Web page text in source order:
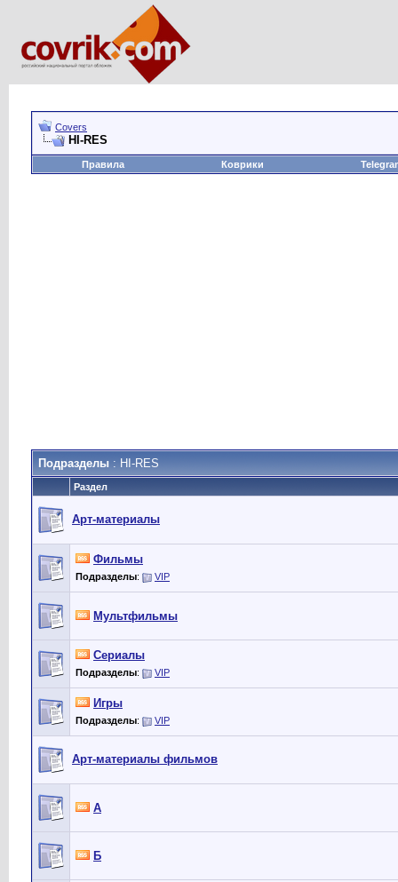
Covers
HI-RES
Правила Коврики
Подразделы : HI-RES
Раздел
Арт-материалы
Фильмы
Подразделы: VIP
Мультфильмы
Сериалы
Подразделы: VIP
Игры
Подразделы: VIP
Арт-материалы фильмов
А
Б